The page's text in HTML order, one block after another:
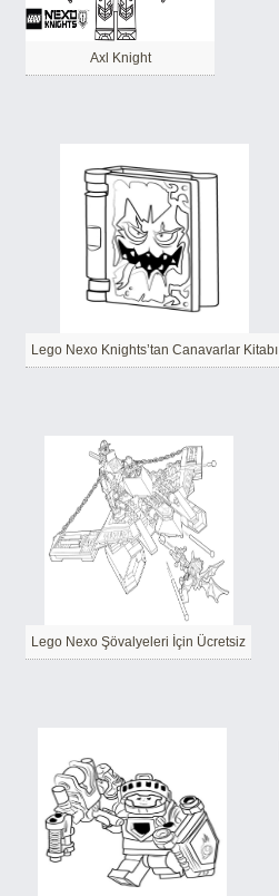
Axl Knight
Lego Nexo Knights’tan Canavarlar Kitabı
Lego Nexo Şövalyeleri İçin Ücretsiz